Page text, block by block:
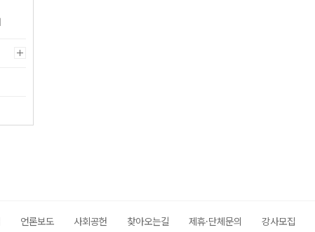
언론보도 사회공헌 찾아오는길 제휴·단체문의 강사모집